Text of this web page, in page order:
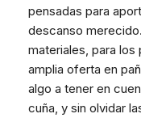
pensadas para
descanso
materiales, para los
amplia oferta en
algo a tener en
cuña, y sin olvidar